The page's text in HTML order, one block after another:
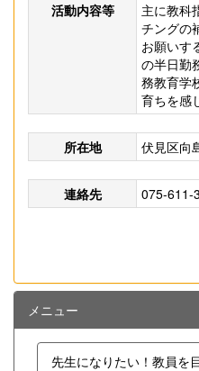
活動内容等
主に教科
チングの
お願いす
の半日勤
務教育学
育ちを感
所在地 伏見区向
連絡先 075-611-
メニュー
先生になりたい！教員を